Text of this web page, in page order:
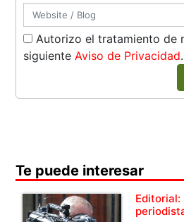
Autorizo el tratamiento de
siguienteAviso de Privacidad.
Te puede interesar
Editorial: